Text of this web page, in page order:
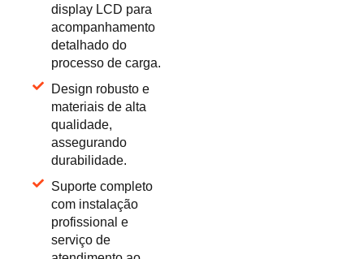
display LCD para
acompanhamento
detalhado do
processo de carga.
Design robusto e
materiais de alta
qualidade,
assegurando
durabilidade.
Suporte completo
com instalação
profissional e
serviço de